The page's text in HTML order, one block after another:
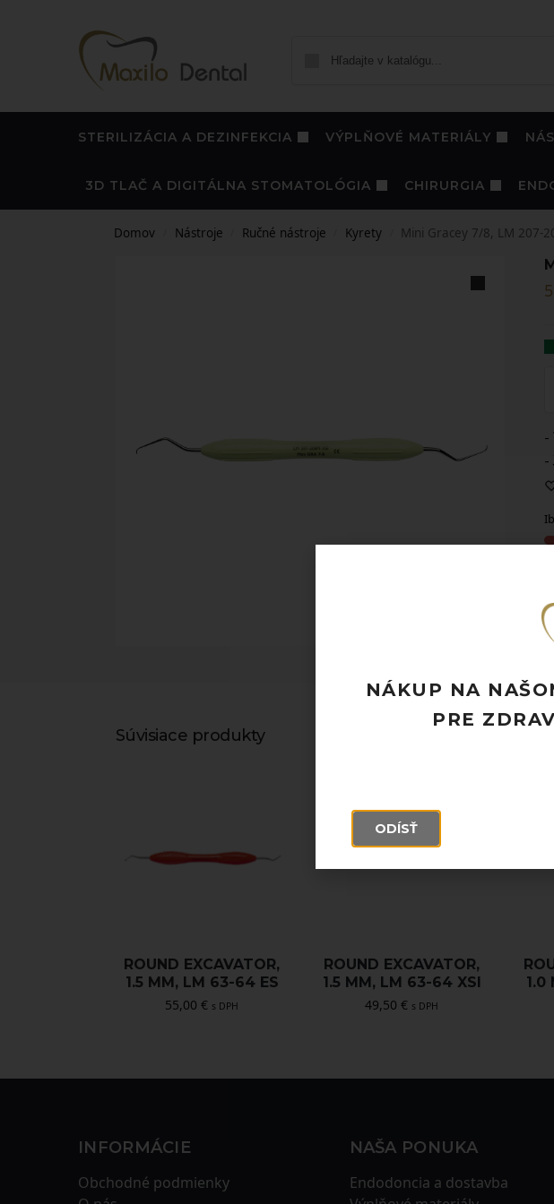
STERILIZÁCIA A DEZINFEKCIA VÝPLŇOVÉ MATERIÁLY
3D TLAČ A DIGITÁLNA STOMATOLÓGIA CHIRURGIA
Domov Nástroje Ručné nástroje Kyrety Mini Gracey 7/8, LM 207-
-
-
Súvisiace produkty
ROUND EXCAVATOR,
1.5 MM, LM 63-64 ES
55,00€ s DPH
ROUND EXCAVATOR,
1.5 MM, LM 63-64 XSI
49,50€ s DPH
1.0
INFORMÁCIE
Obchodné podmienky
NAŠA PONUKA
Endodoncia a dostavba
NÁKUP NA
PRE
ODÍSŤ